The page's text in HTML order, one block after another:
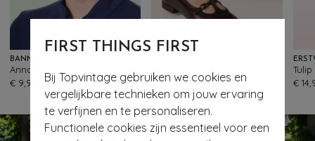
FIRST THINGS FIRST
Bij Topvintage gebruiken we cookies en
vergelijkbare technieken om jouw ervaring
te verfijnen en te personaliseren.
Functionele cookies zijn essentieel voor een
BANNED RETRO
€ 9,95
18
€ 79,95
€